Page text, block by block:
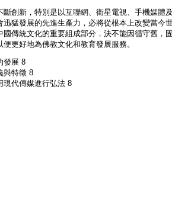
斷創新，特別是以互聯網、衛星電視、手機媒體
迅猛發展的先進生產力，必將從根本上改變當今
國傳統文化的重要組成部分，決不能因循守舊，
便更好地為佛教文化和教育發展服務。
發展 8
與特徵 8
現代傳媒進行弘法 8